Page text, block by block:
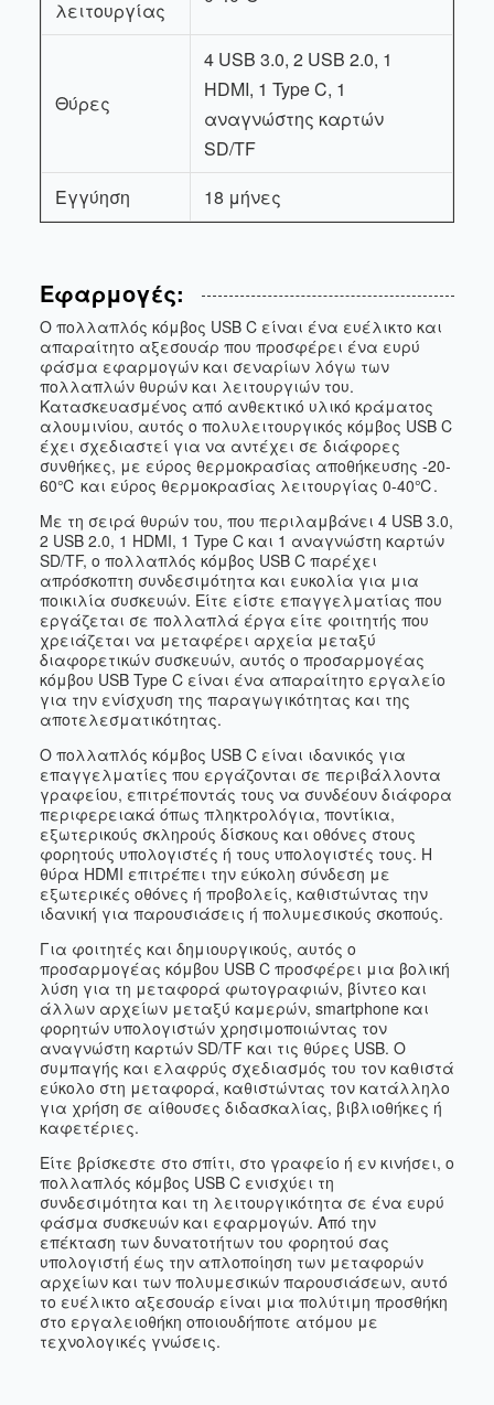
λειτουργίας
Θύρες
4 USB 3.0, 2 USB 2.0, 1
HDMI, 1 Type C, 1
αναγνώστης καρτών
SD/TF
Εγγύηση
18 μήνες
Εφαρμογές:
Ο πολλαπλός κόμβος USB C είναι ένα ευέλικτο και
απαραίτητο αξεσουάρ που προσφέρει ένα ευρύ
φάσμα εφαρμογών και σεναρίων λόγω των
πολλαπλών θυρών και λειτουργιών του.
Κατασκευασμένος από ανθεκτικό υλικό κράματος
αλουμινίου, αυτός ο πολυλειτουργικός κόμβος USB C
έχει σχεδιαστεί για να αντέχει σε διάφορες
συνθήκες, με εύρος θερμοκρασίας αποθήκευσης -20-
60℃ και εύρος θερμοκρασίας λειτουργίας 0-40℃.
Με τη σειρά θυρών του, που περιλαμβάνει 4 USB 3.0,
2 USB 2.0, 1 HDMI, 1 Type C και 1 αναγνώστη καρτών
SD/TF, ο πολλαπλός κόμβος USB C παρέχει
απρόσκοπτη συνδεσιμότητα και ευκολία για μια
ποικιλία συσκευών. Είτε είστε επαγγελματίας που
εργάζεται σε πολλαπλά έργα είτε φοιτητής που
χρειάζεται να μεταφέρει αρχεία μεταξύ
διαφορετικών συσκευών, αυτός ο προσαρμογέας
κόμβου USB Type C είναι ένα απαραίτητο εργαλείο
για την ενίσχυση της παραγωγικότητας και της
αποτελεσματικότητας.
Ο πολλαπλός κόμβος USB C είναι ιδανικός για
επαγγελματίες που εργάζονται σε περιβάλλοντα
γραφείου, επιτρέποντάς τους να συνδέουν διάφορα
περιφερειακά όπως πληκτρολόγια, ποντίκια,
εξωτερικούς σκληρούς δίσκους και οθόνες στους
φορητούς υπολογιστές ή τους υπολογιστές τους. Η
θύρα HDMI επιτρέπει την εύκολη σύνδεση με
εξωτερικές οθόνες ή προβολείς, καθιστώντας την
ιδανική για παρουσιάσεις ή πολυμεσικούς σκοπούς.
Για φοιτητές και δημιουργικούς, αυτός ο
προσαρμογέας κόμβου USB C προσφέρει μια βολική
λύση για τη μεταφορά φωτογραφιών, βίντεο και
άλλων αρχείων μεταξύ καμερών, smartphone και
φορητών υπολογιστών χρησιμοποιώντας τον
αναγνώστη καρτών SD/TF και τις θύρες USB. Ο
συμπαγής και ελαφρύς σχεδιασμός του τον καθιστά
εύκολο στη μεταφορά, καθιστώντας τον κατάλληλο
για χρήση σε αίθουσες διδασκαλίας, βιβλιοθήκες ή
καφετέριες.
Είτε βρίσκεστε στο σπίτι, στο γραφείο ή εν κινήσει, ο
πολλαπλός κόμβος USB C ενισχύει τη
συνδεσιμότητα και τη λειτουργικότητα σε ένα ευρύ
φάσμα συσκευών και εφαρμογών. Από την
επέκταση των δυνατοτήτων του φορητού σας
υπολογιστή έως την απλοποίηση των μεταφορών
αρχείων και των πολυμεσικών παρουσιάσεων, αυτό
το ευέλικτο αξεσουάρ είναι μια πολύτιμη προσθήκη
στο εργαλειοθήκη οποιουδήποτε ατόμου με
τεχνολογικές γνώσεις.